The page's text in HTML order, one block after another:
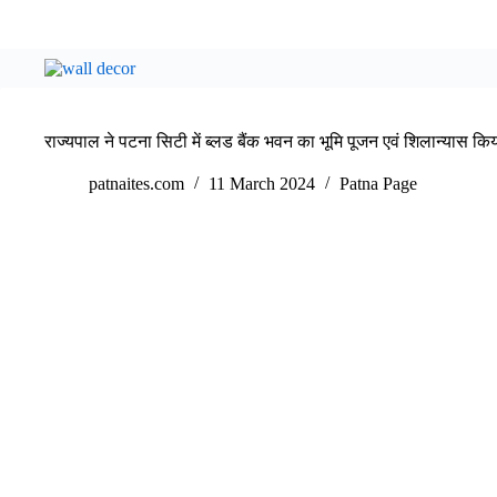
राज्यपाल ने पटना सिटी में ब्लड बैंक भवन का भूमि पूजन एवं शिलान्यास
patnaites.com 11 March 2024 Patna Page